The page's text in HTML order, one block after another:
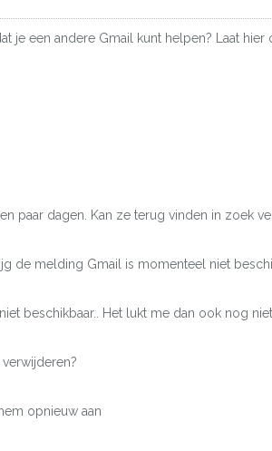
je een andere Gmail kunt helpen? Laat hier
paar dagen. Kan ze terug vinden in zoek
de melding Gmail is momenteel niet
beschikbaar.. Het lukt me dan ook nog
opnieuw aan